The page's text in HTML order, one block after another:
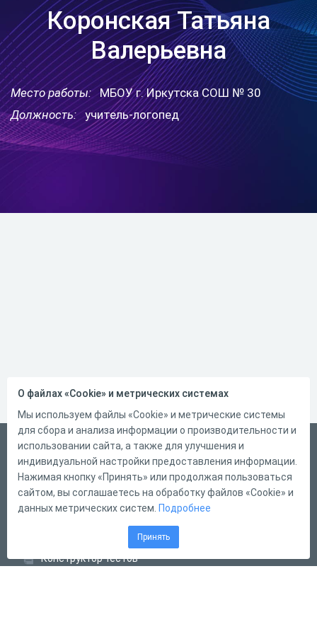
Коронская Татьяна
Валерьевна
Место работы: МБОУ г. Иркутска СОШ № 30
Должность: учитель-логопед
Русский
Справка
Форма обратной связи
Контакты
Конструктор тестов
О файлах «Cookie» и метрических системах
Мы используем файлы «Cookie» и метрические системы
для сбора и анализа информации о производительности и
использовании сайта, а также для улучшения и
индивидуальной настройки предоставления информации.
Нажимая кнопку «Принять» или продолжая пользоваться
сайтом, вы соглашаетесь на обработку файлов «Cookie» и
данных метрических систем. Подробнее
Принять